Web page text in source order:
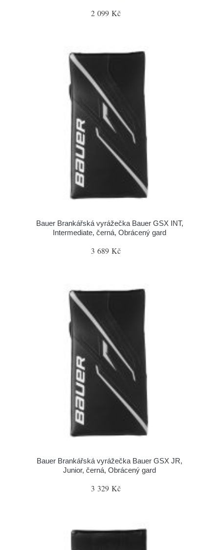
2 099 Kč
Bauer Brankářská vyrážečka Bauer GSX INT,
Intermediate, černá, Obrácený gard
3 689 Kč
Bauer Brankářská vyrážečka Bauer GSX JR,
Junior, černá, Obrácený gard
3 329 Kč